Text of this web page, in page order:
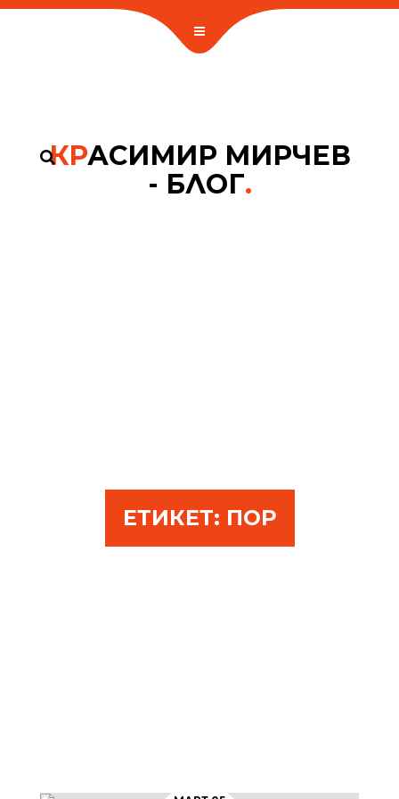
КРАСИМИР МИРЧЕВ
- БЛОГ.
ЕТИКЕТ: ПОР